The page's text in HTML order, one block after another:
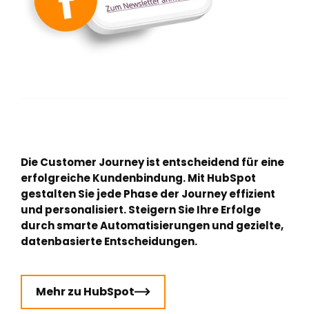
Die Customer Journey ist entscheidend für eine
erfolgreiche Kundenbindung. Mit HubSpot
gestalten Sie jede Phase der Journey effizient
und personalisiert. Steigern Sie Ihre Erfolge
durch smarte Automatisierungen und gezielte,
datenbasierte Entscheidungen.
Mehr zu HubSpot